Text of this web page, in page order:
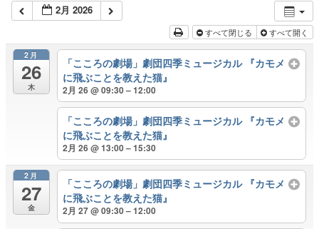
2月 2026
すべて閉じる すべて開く
2月
26
木
「こころの劇場」劇団四季ミュージカル 『カモメ
に飛ぶことを教えた猫』
2月 26 @ 09:30 – 12:00
「こころの劇場」劇団四季ミュージカル 『カモメ
に飛ぶことを教えた猫』
2月 26 @ 13:00 – 15:30
2月
27
金
「こころの劇場」劇団四季ミュージカル 『カモメ
に飛ぶことを教えた猫』
2月 27 @ 09:30 – 12:00